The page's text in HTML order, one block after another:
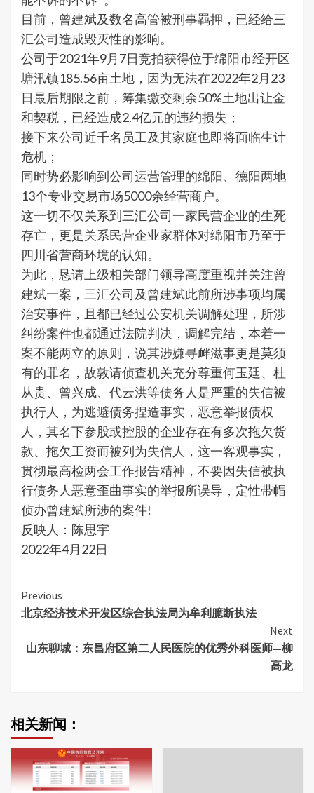
目前，曾建斌及数名高管被刑事羁押，已经给三
汇公司造成毁灭性的影响。
公司于2021年9月7日竞拍获得位于绵阳市经开区
塘汛镇185.56亩土地，因为无法在2022年2月23
日最后期限之前，筹集缴交剩余50%土地出让金
和契税，已经造成2.4亿元的违约损失；
接下来公司近千名员工及其家庭也即将面临生计
危机；
同时势必影响到公司运营管理的绵阳、德阳两地
13个专业交易市场5000余经营商户。
这一切不仅关系到三汇公司一家民营企业的生死
存亡，更是关系民营企业家群体对绵阳市乃至于
四川省营商环境的认知。
为此，恳请上级相关部门领导高度重视并关注曾
建斌一案，三汇公司及曾建斌此前所涉事项均属
治安事件，且都已经过公安机关调解处理，所涉
纠纷案件也都通过法院判决，调解完结，本着一
案不能两立的原则，说其涉嫌寻衅滋事更是莫须
有的罪名，故敦请侦查机关充分尊重何玉廷、杜
从贵、曾兴成、代云洪等债务人是严重的失信被
执行人，为逃避债务捏造事实，恶意举报债权
人，其名下参股或控股的企业存在有多次拖欠货
款、拖欠工资而被列为失信人，这一客观事实，
贯彻最高检两会工作报告精神，不要因失信被执
行债务人恶意歪曲事实的举报所误导，定性带帽
侦办曾建斌所涉的案件!
反映人：陈思宇
2022年4月22日
Continue
Reading
Previous
北京经济技术开发区综合执法局为牟利臆断执法
Next
山东聊城：东昌府区第二人民医院的优秀外科医师—柳
高龙
相关新闻：